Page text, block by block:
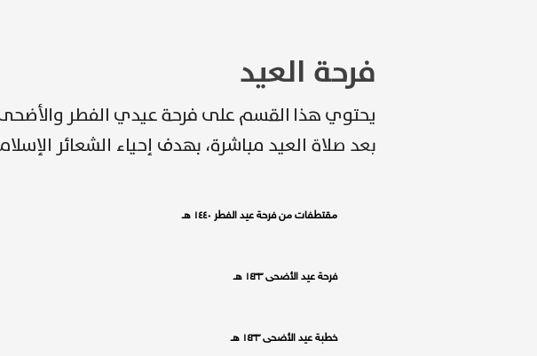
مقتطفات من فرحة عيد الفطر ١٤٤٠ هـ
فرحة عيد الأضحى ١٤٣٣ هـ
خطبة عيد الأضحى ١٤٣٣ هـ